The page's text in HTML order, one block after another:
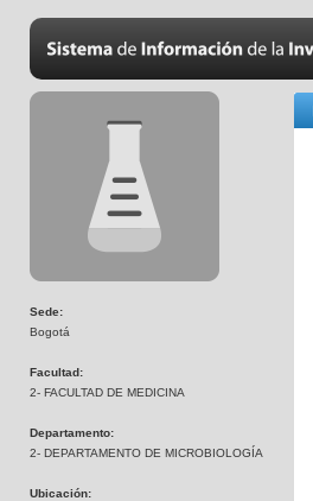
Sede:
Bogotá
Facultad:
2- FACULTAD DE MEDICINA
Departamento:
2- DEPARTAMENTO DE MICROBIOLOGÍA
Ubicación: